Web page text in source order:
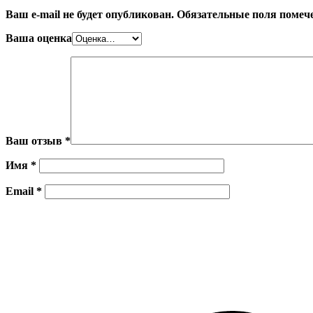
Ваш e-mail не будет опубликован. Обязательные поля
Ваша оценка
Ваш отзыв *
Имя *
Email *